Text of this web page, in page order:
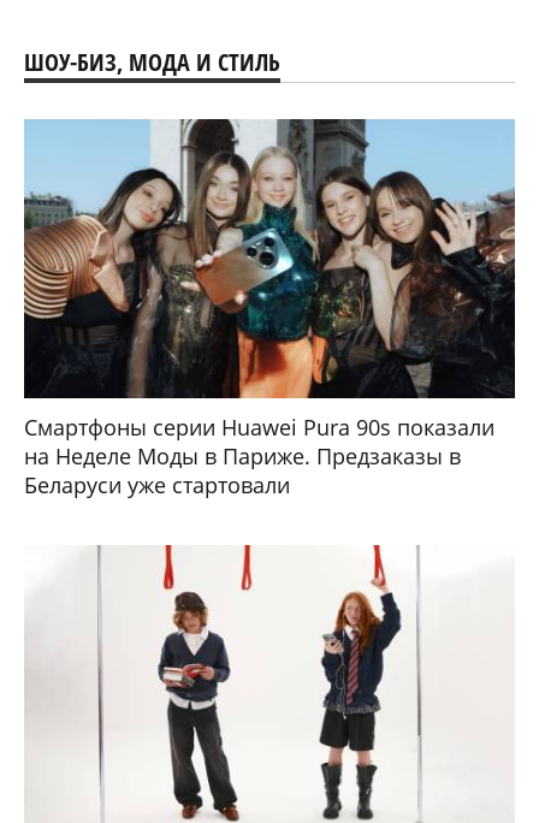
ШОУ-БИЗ, МОДА И СТИЛЬ
Смартфоны серии Huawei Pura 90s показали
на Неделе Моды в Париже. Предзаказы в
Беларуси уже стартовали